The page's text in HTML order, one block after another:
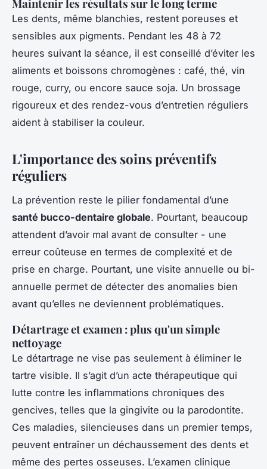
Maintenir les résultats sur le long terme
Les dents, même blanchies, restent poreuses et
sensibles aux pigments. Pendant les 48 à 72
heures suivant la séance, il est conseillé d’éviter les
aliments et boissons chromogènes : café, thé, vin
rouge, curry, ou encore sauce soja. Un brossage
rigoureux et des rendez-vous d’entretien réguliers
aident à stabiliser la couleur.
L'importance des soins préventifs
réguliers
La prévention reste le pilier fondamental d’une
santé bucco-dentaire globale. Pourtant, beaucoup
attendent d’avoir mal avant de consulter - une
erreur coûteuse en termes de complexité et de
prise en charge. Pourtant, une visite annuelle ou bi-
annuelle permet de détecter des anomalies bien
avant qu’elles ne deviennent problématiques.
Détartrage et examen : plus qu'un simple
nettoyage
Le détartrage ne vise pas seulement à éliminer le
tartre visible. Il s’agit d’un acte thérapeutique qui
lutte contre les inflammations chroniques des
gencives, telles que la gingivite ou la parodontite.
Ces maladies, silencieuses dans un premier temps,
peuvent entraîner un déchaussement des dents et
même des pertes osseuses. L’examen clinique